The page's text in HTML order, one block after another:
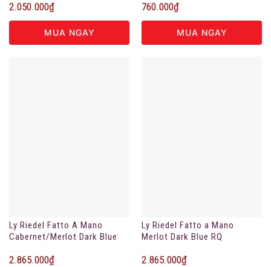
2.050.000₫
MUA NGAY
760.000₫
MUA NGAY
Ly Riedel Fatto A Mano
Cabernet/Merlot Dark Blue
2.865.000₫
Ly Riedel Fatto a Mano
Merlot Dark Blue RQ
2.865.000₫